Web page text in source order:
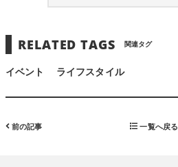
RELATED TAGS 関連タグ
イベント ライフスタイル
前の記事 一覧へ戻る